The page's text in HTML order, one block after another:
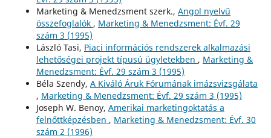
Marketing & Menedzsment szerk., Angol nyelvű
összefoglalók , Marketing & Menedzsment: Évf. 29
szám 3 (1995)
László Tasi, Piaci információs rendszerek alkalmazási
lehetőségei projekt típusú ügyletekben , Marketing &
Menedzsment: Évf. 29 szám 3 (1995)
Béla Szendy, A Kiváló Áruk Fórumának imázsvizsgálata
, Marketing & Menedzsment: Évf. 29 szám 3 (1995)
Joseph W. Benoy, Amerikai marketingoktatás a
felnőttképzésben , Marketing & Menedzsment: Évf. 30
szám 2 (1996)